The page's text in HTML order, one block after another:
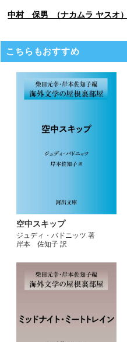
中村 保男 （ナカムラ ヤスオ）
こちらもおすすめ
空中スキップ
ジュディ・バドニッツ 著
岸本 佐知子 訳